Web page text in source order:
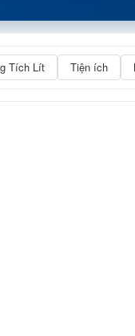
Tích Lít Tiện ích